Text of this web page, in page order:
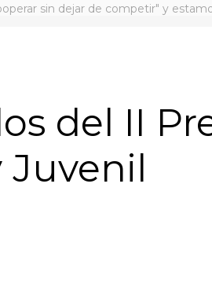
sin dejar de competir" y
del II
Juvenil